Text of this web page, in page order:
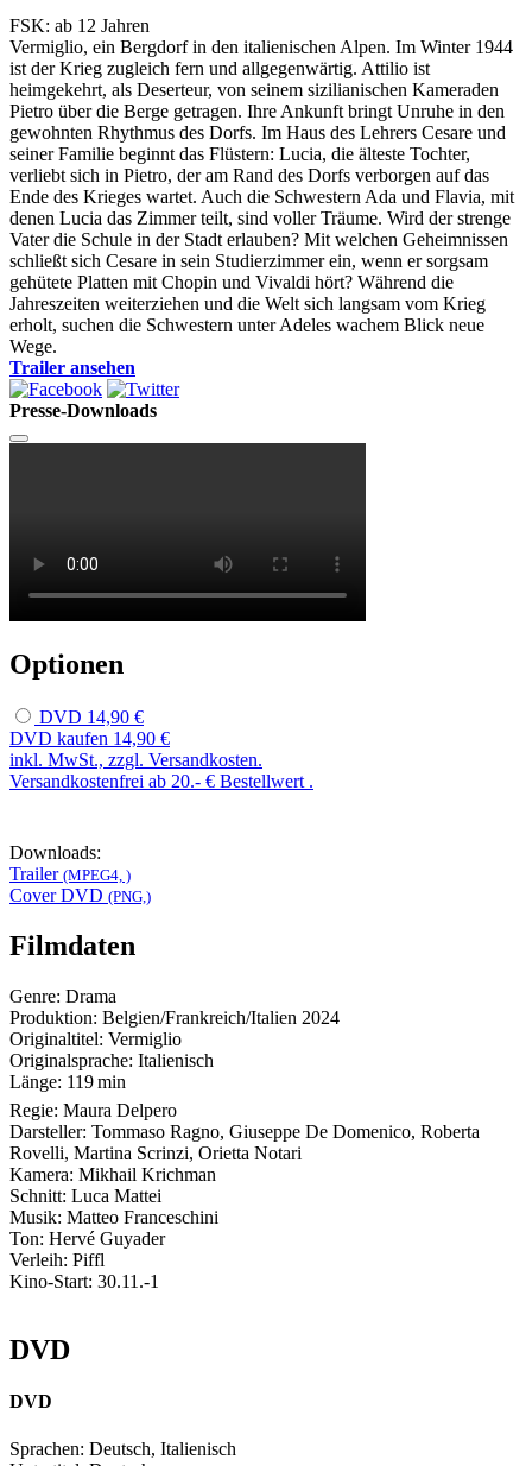
FSK: ab 12 Jahren
Vermiglio, ein Bergdorf in den italienischen Alpen. Im Winter 1944
ist der Krieg zugleich fern und allgegenwärtig. Attilio ist
heimgekehrt, als Deserteur, von seinem sizilianischen Kameraden
Pietro über die Berge getragen. Ihre Ankunft bringt Unruhe in den
gewohnten Rhythmus des Dorfs. Im Haus des Lehrers Cesare und
seiner Familie beginnt das Flüstern: Lucia, die älteste Tochter,
verliebt sich in Pietro, der am Rand des Dorfs verborgen auf das
Ende des Krieges wartet. Auch die Schwestern Ada und Flavia, mit
denen Lucia das Zimmer teilt, sind voller Träume. Wird der strenge
Vater die Schule in der Stadt erlauben? Mit welchen Geheimnissen
schließt sich Cesare in sein Studierzimmer ein, wenn er sorgsam
gehütete Platten mit Chopin und Vivaldi hört? Während die
Jahreszeiten weiterziehen und die Welt sich langsam vom Krieg
erholt, suchen die Schwestern unter Adeles wachem Blick neue
Wege.
Trailer ansehen
Presse-Downloads
Optionen
DVD 14,90 €
DVD kaufen 14,90 €
inkl. MwSt., zzgl. Versandkosten.
Versandkostenfrei ab 20.- € Bestellwert .
Downloads:
Trailer (MPEG4, )
Cover DVD (PNG,)
Filmdaten
Genre: Drama
Produktion: Belgien/Frankreich/Italien 2024
Originaltitel: Vermiglio
Originalsprache: Italienisch
Länge: 119 min
Regie: Maura Delpero
Darsteller: Tommaso Ragno, Giuseppe De Domenico, Roberta
Rovelli, Martina Scrinzi, Orietta Notari
Kamera: Mikhail Krichman
Schnitt: Luca Mattei
Musik: Matteo Franceschini
Ton: Hervé Guyader
Verleih: Piffl
Kino-Start: 30.11.-1
DVD
DVD
Sprachen: Deutsch, Italienisch